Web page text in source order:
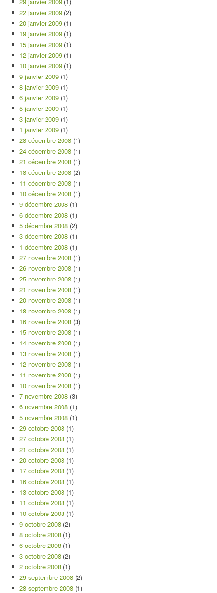
22 janvier 2009 (2)
20 janvier 2009 (1)
19 janvier 2009 (1)
15 janvier 2009 (1)
12 janvier 2009 (1)
10 janvier 2009 (1)
9 janvier 2009 (1)
8 janvier 2009 (1)
6 janvier 2009 (1)
5 janvier 2009 (1)
3 janvier 2009 (1)
1 janvier 2009 (1)
28 décembre 2008 (1)
24 décembre 2008 (1)
21 décembre 2008 (1)
18 décembre 2008 (2)
11 décembre 2008 (1)
10 décembre 2008 (1)
9 décembre 2008 (1)
6 décembre 2008 (1)
5 décembre 2008 (2)
3 décembre 2008 (1)
1 décembre 2008 (1)
27 novembre 2008 (1)
26 novembre 2008 (1)
25 novembre 2008 (1)
21 novembre 2008 (1)
20 novembre 2008 (1)
18 novembre 2008 (1)
16 novembre 2008 (3)
15 novembre 2008 (1)
14 novembre 2008 (1)
13 novembre 2008 (1)
12 novembre 2008 (1)
11 novembre 2008 (1)
10 novembre 2008 (1)
7 novembre 2008 (3)
6 novembre 2008 (1)
5 novembre 2008 (1)
29 octobre 2008 (1)
27 octobre 2008 (1)
21 octobre 2008 (1)
20 octobre 2008 (1)
17 octobre 2008 (1)
16 octobre 2008 (1)
13 octobre 2008 (1)
11 octobre 2008 (1)
10 octobre 2008 (1)
9 octobre 2008 (2)
8 octobre 2008 (1)
6 octobre 2008 (1)
3 octobre 2008 (2)
2 octobre 2008 (1)
29 septembre 2008 (2)
28 septembre 2008 (1)